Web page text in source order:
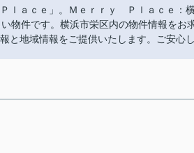
ｌａｃｅ」。Ｍｅｒｒｙ Ｐｌａｃｅ：
物件です。横浜市栄区内の物件情報をお
と地域情報をご提供いたします。ご安心